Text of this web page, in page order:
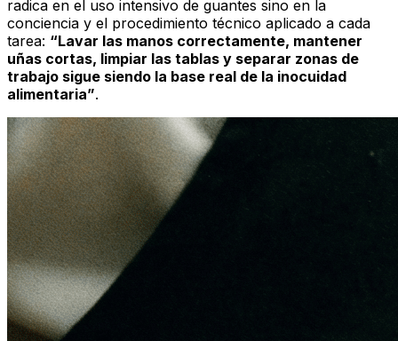
radica en el uso intensivo de guantes sino en la
conciencia y el procedimiento técnico aplicado a cada
tarea: “Lavar las manos correctamente, mantener
uñas cortas, limpiar las tablas y separar zonas de
trabajo sigue siendo la base real de la inocuidad
alimentaria”.